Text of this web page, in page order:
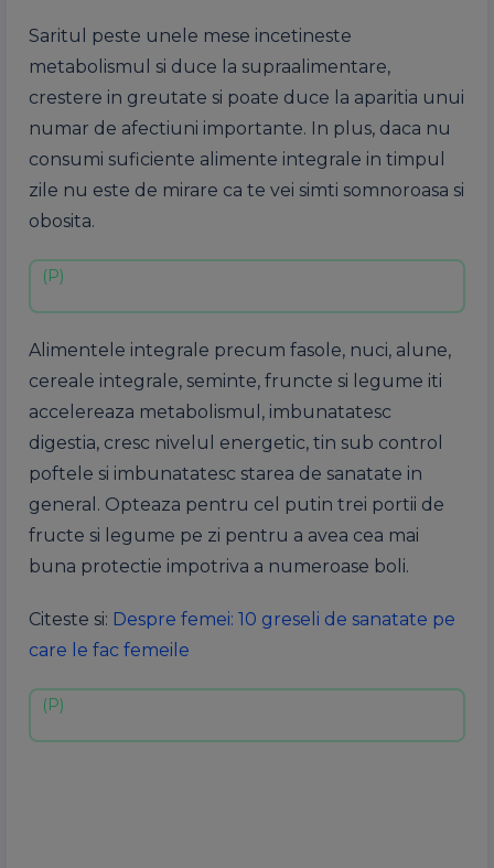
Saritul peste unele mese incetineste
metabolismul si duce la supraalimentare,
crestere in greutate si poate duce la aparitia unui
numar de afectiuni importante. In plus, daca nu
consumi suficiente alimente integrale in timpul
zile nu este de mirare ca te vei simti somnoroasa si
obosita.
Alimentele integrale precum fasole, nuci, alune,
cereale integrale, seminte, fruncte si legume iti
accelereaza metabolismul, imbunatatesc
digestia, cresc nivelul energetic, tin sub control
poftele si imbunatatesc starea de sanatate in
general. Opteaza pentru cel putin trei portii de
fructe si legume pe zi pentru a avea cea mai
buna protectie impotriva a numeroase boli.
Citeste si: Despre femei: 10 greseli de sanatate pe
care le fac femeile